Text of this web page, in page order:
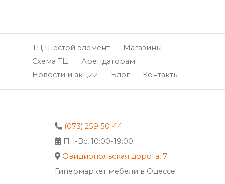
ТЦ Шестой элемент
Магазины
Схема ТЦ
Арендаторам
Новости и акции
Блог Контакты
(073) 259 50 44
Пн-Вс, 10:00-19:00
Овидиопольская дорога, 7
Гипермаркет мебели в Одессе